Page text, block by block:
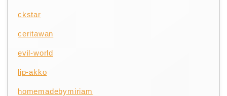
ckstar
ceritawan
evil-world
lip-akko
homemadebymiriam